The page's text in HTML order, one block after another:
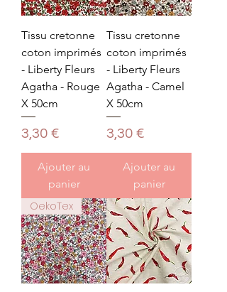
Tissu cretonne
coton imprimés
- Liberty Fleurs
Agatha - Rouge
X 50cm
Prix
3,30 €
Ajouter au
panier
Tissu cretonne
coton imprimés
- Liberty Fleurs
Agatha - Camel
X 50cm
Prix
3,30 €
Ajouter au
panier
OekoTex